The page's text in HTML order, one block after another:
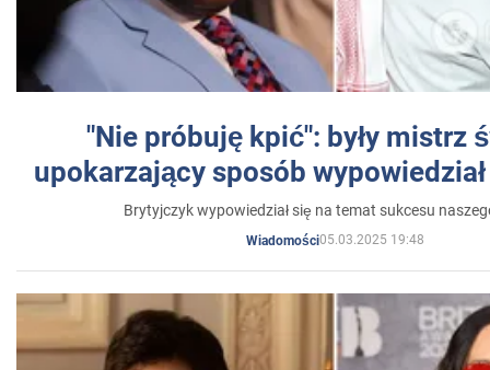
"Nie próbuję kpić": były mistrz
upokarzający sposób
Brytyjczyk wypowiedział się na temat sukcesu
Wiadomości05.03.2025 19:48